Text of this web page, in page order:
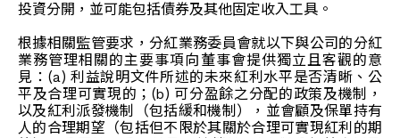
投資分開，並可能包括債券及其他固定收入工具。
根據相關監管要求，分紅業務委員會就以下與公司的分紅
業務管理相關的主要事項向董事會提供獨立且客觀的意
見：(a) 利益說明文件所述的未來紅利水平是否清晰、公
平及合理可實現的；(b) 可分盈餘之分配的政策及機制，
以及紅利派發機制（包括緩和機制），並會顧及保單持有
人的合理期望（包括但不限於其關於合理可實現紅利的期